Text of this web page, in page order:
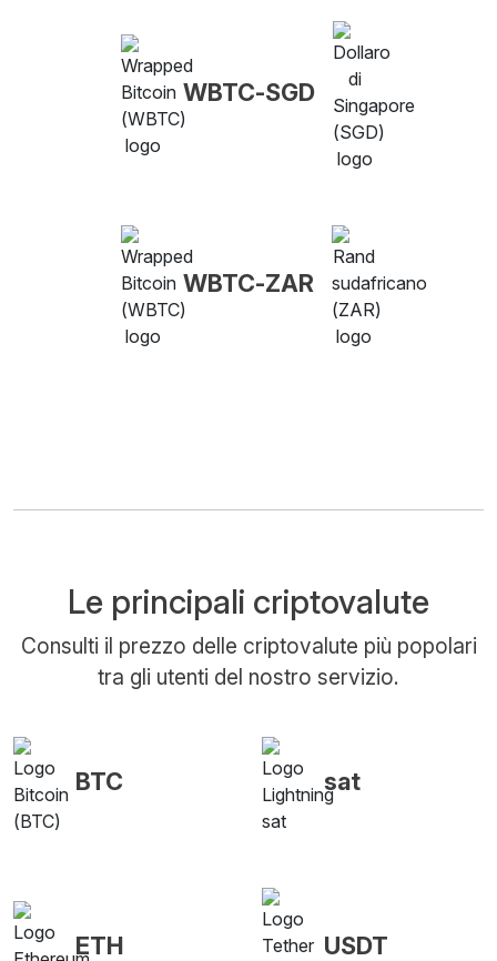
WBTC-SGD
WBTC-ZAR
Le principali criptovalute
Consulti il prezzo delle criptovalute più popolari
tra gli utenti del nostro servizio.
BTC sat
ETH USDT